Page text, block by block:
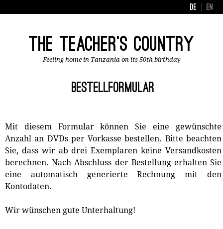
DE EN
The Teacher's Country
Feeling home in Tanzania on its 50th birthday
Bestellformular
Mit diesem Formular können Sie eine gewünschte
Anzahl an DVDs per Vorkasse bestellen. Bitte beachten
Sie, dass wir ab drei Exemplaren keine Versandkosten
berechnen. Nach Abschluss der Bestellung erhalten Sie
eine automatisch generierte Rechnung mit den
Kontodaten.
Wir wünschen gute Unterhaltung!